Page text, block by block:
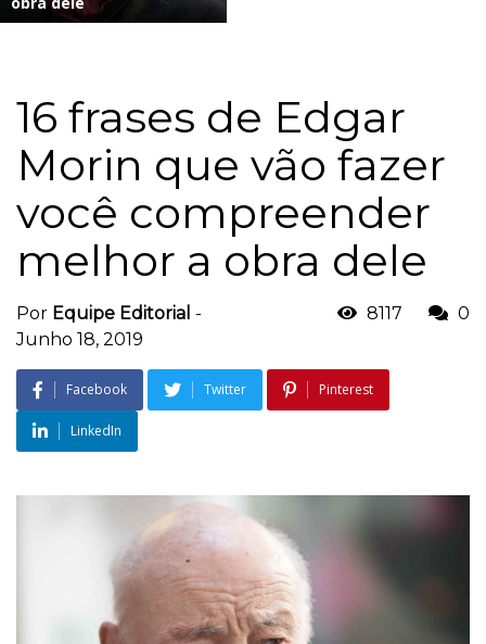
16 frases de Edgar
Morin que vão fazer
você compreender
melhor a obra dele
Por Equipe Editorial -
Junho 18, 2019
8117 0
Facebook Twitter Pinterest
LinkedIn